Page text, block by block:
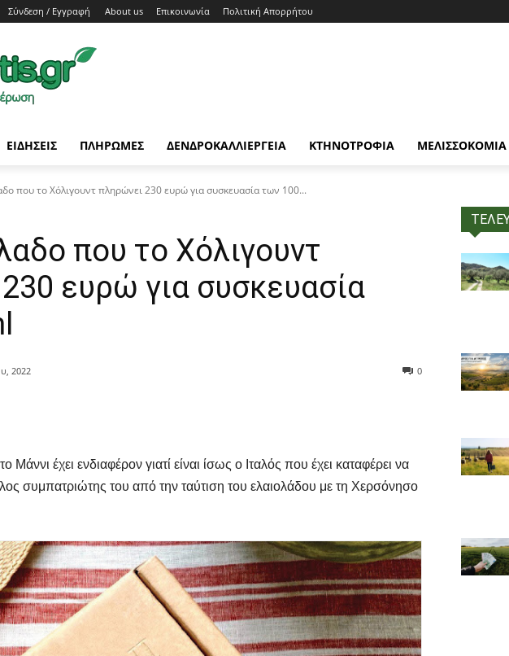
Σύνδεση / Εγγραφή About us Επικοινωνία Πολιτική Απορρήτου
ΕΙΔΗΣΕΙΣ ΠΛΗΡΩΜΕΣ ΔΕΝΔΡΟΚΑΛΛΙΕΡΓΕΙΑ ΚΤΗΝΟΤΡΟΦΙΑ ΜΕΛΙΣΣΟΚΟΜΙΑ
που το Χόλιγουντ πληρώνει 230 ευρώ για συσκευασία των 100...
που το Χόλιγουντ
ευρώ για συσκευασία
2022 0
έχει ενδιαφέρον γιατί είναι ίσως ο Ιταλός που έχει καταφέρει να
συμπατριώτης του από την ταύτιση του ελαιολάδου με τη Χερσόνησο